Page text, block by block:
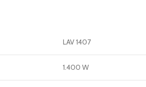
LAV 1407
1.400 W